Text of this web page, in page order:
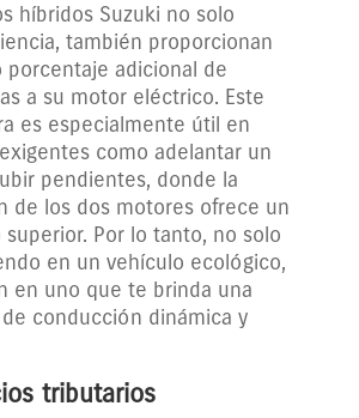
híbridos Suzuki no solo
también proporcionan
porcentaje adicional de
a su motor eléctrico. Este
es especialmente útil en
como adelantar un
pendientes, donde la
de los dos motores ofrece un
Por lo tanto, no solo
en un vehículo ecológico,
en uno que te brinda una
conducción dinámica y
tributarios